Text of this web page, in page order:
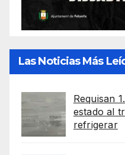
Las Noticias Más
Requisan
estado al
refrigerar